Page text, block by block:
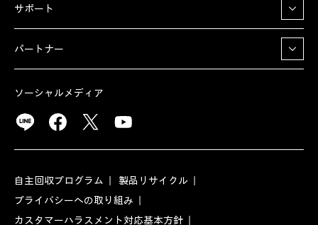
サポート
パートナー
ソーシャルメディア
自主回収プログラム
製品リサイクル
プライバシーへの取り組み
カスタマーハラスメント対応基本方針